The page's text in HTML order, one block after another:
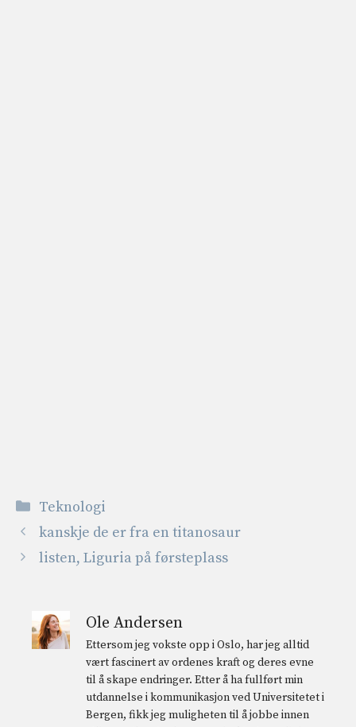
Kategorier
Teknologi
kanskje de er fra en titanosaur
listen, Liguria på førsteplass
Ole Andersen
Ettersom jeg vokste opp i Oslo, har jeg alltid
vært fascinert av ordenes kraft og deres evne
til å skape endringer. Etter å ha fullført min
utdannelse i kommunikasjon ved Universitetet i
Bergen, fikk jeg muligheten til å jobbe innen